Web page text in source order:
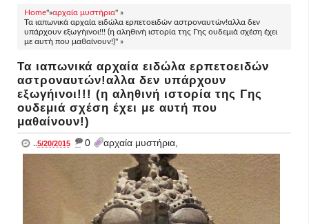
Home"»αρχαία μυστήρια" »
Τα ιαπωνικά αρχαία ειδώλα ερπετοειδών αστροναυτών!αλλα δεν
υπάρχουν εξωγήινοι!!! (η αληθινή ιστορία της Γης ουδεμιά σχέση έχει
με αυτή που μαθαίνουν!)" »
Τα ιαπωνικά αρχαία ειδώλα ερπετοειδών
αστροναυτών!αλλα δεν υπάρχουν
εξωγήινοι!!! (η αληθινή ιστορία της Γης
ουδεμιά σχέση έχει με αυτή που
μαθαίνουν!)
..5/20/2015 _ 0 αρχαία μυστήρια,